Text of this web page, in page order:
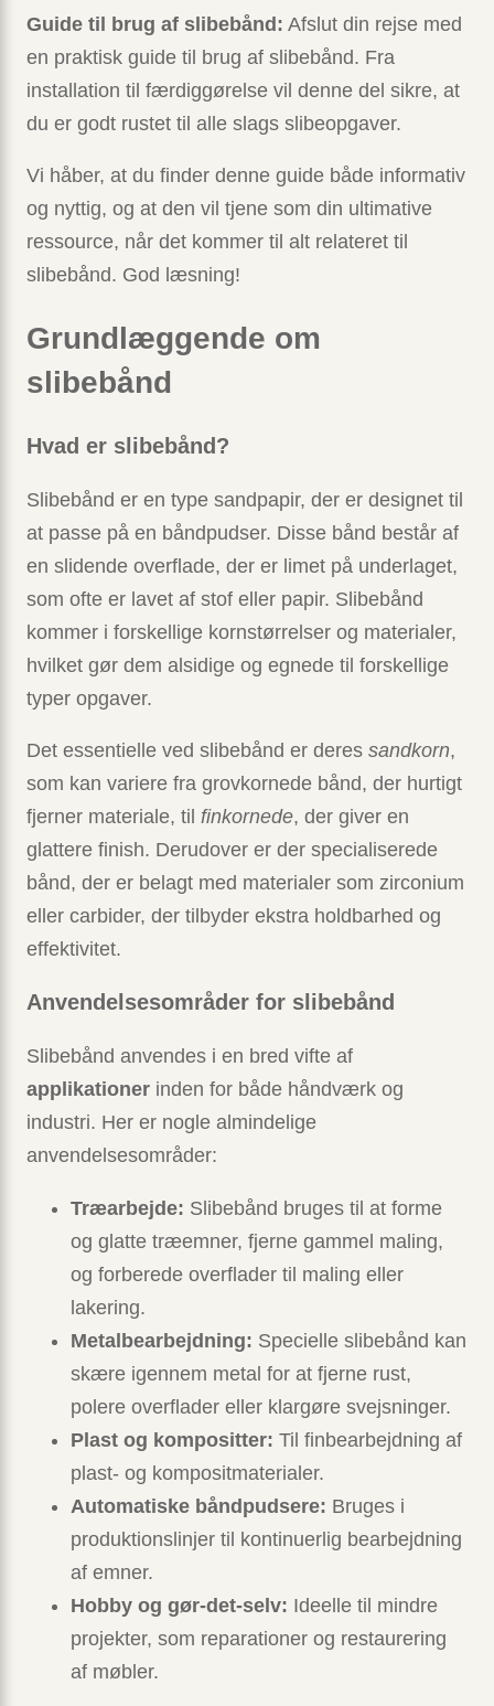
Guide til brug af slibebånd: Afslut din rejse med
en praktisk guide til brug af slibebånd. Fra
installation til færdiggørelse vil denne del sikre, at
du er godt rustet til alle slags slibeopgaver.
Vi håber, at du finder denne guide både informativ
og nyttig, og at den vil tjene som din ultimative
ressource, når det kommer til alt relateret til
slibebånd. God læsning!
Grundlæggende om
slibebånd
Hvad er slibebånd?
Slibebånd er en type sandpapir, der er designet til
at passe på en båndpudser. Disse bånd består af
en slidende overflade, der er limet på underlaget,
som ofte er lavet af stof eller papir. Slibebånd
kommer i forskellige kornstørrelser og materialer,
hvilket gør dem alsidige og egnede til forskellige
typer opgaver.
Det essentielle ved slibebånd er deres sandkorn,
som kan variere fra grovkornede bånd, der hurtigt
fjerner materiale, til finkornede, der giver en
glattere finish. Derudover er der specialiserede
bånd, der er belagt med materialer som zirconium
eller carbider, der tilbyder ekstra holdbarhed og
effektivitet.
Anvendelsesområder for slibebånd
Slibebånd anvendes i en bred vifte af
applikationer inden for både håndværk og
industri. Her er nogle almindelige
anvendelsesområder:
Træarbejde: Slibebånd bruges til at forme
og glatte træemner, fjerne gammel maling,
og forberede overflader til maling eller
lakering.
Metalbearbejdning: Specielle slibebånd kan
skære igennem metal for at fjerne rust,
polere overflader eller klargøre svejsninger.
Plast og kompositter: Til finbearbejdning af
plast- og kompositmaterialer.
Automatiske båndpudsere: Bruges i
produktionslinjer til kontinuerlig bearbejdning
af emner.
Hobby og gør-det-selv: Ideelle til mindre
projekter, som reparationer og restaurering
af møbler.